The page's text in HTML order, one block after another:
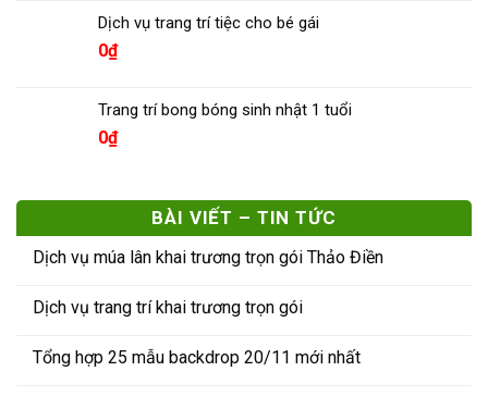
Dịch vụ trang trí tiệc cho bé gái
0₫
Trang trí bong bóng sinh nhật 1 tuổi
0₫
BÀI VIẾT – TIN TỨC
Dịch vụ múa lân khai trương trọn gói Thảo Điền
Dịch vụ trang trí khai trương trọn gói
Tổng hợp 25 mẫu backdrop 20/11 mới nhất